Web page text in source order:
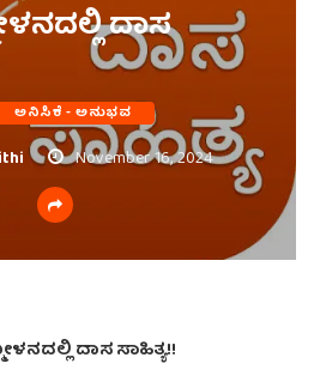
ದಾಸ
ಅನಿಸಿಕೆ - ಅನುಭವ
November 16, 2024
ದಾಸ ಸಾಹಿತ್ಯ!!